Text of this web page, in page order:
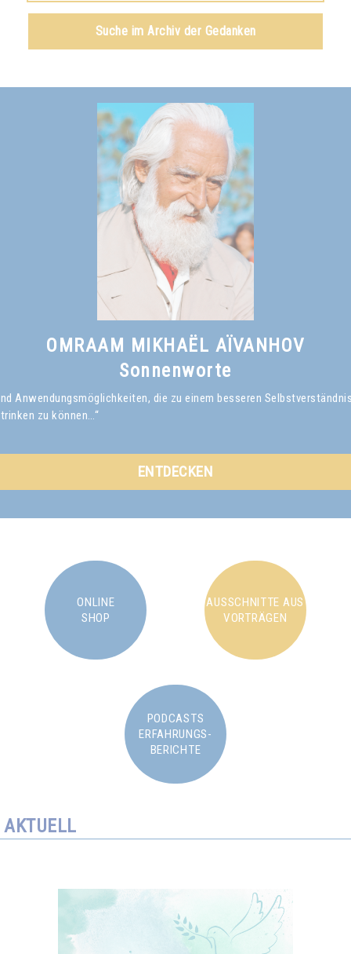
Omraam Mikhaël Aïvanhov
Siehe das BuchDas Licht, lebendiger Geist, kapitel IX
Suche im Archiv der Gedanken
OMRAAM MIKHAËL AÏVANHOV
Sonnenworte
Anwendungsmöglichkeiten, die zu einem besseren
zu können…“
ENTDECKEN
ONLINE
SHOP
AUSSCHNITTE AUS
VORTRÄGEN
PODCASTS
ERFAHRUNGS-
BERICHTE
AKTUELL